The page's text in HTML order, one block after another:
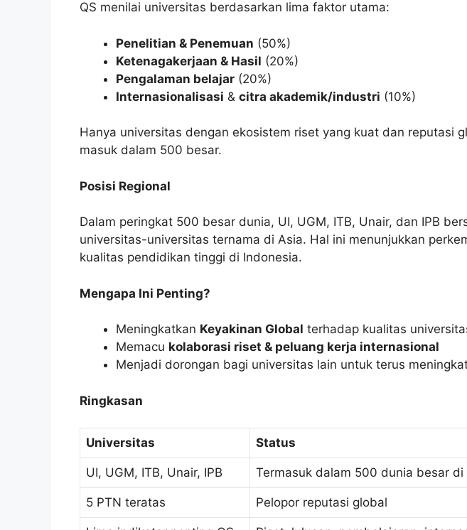
QS menilai universitas berdasarkan lima faktor utama:
Penelitian & Penemuan (50%)
Ketenagakerjaan & Hasil (20%)
Pengalaman belajar (20%)
Internasionalisasi & citra akademik/industri (10%)
Hanya universitas dengan ekosistem riset yang kuat dan reputasi
masuk dalam 500 besar.
Posisi Regional
Dalam peringkat 500 besar dunia, UI, UGM, ITB, Unair, dan IPB
universitas-universitas ternama di Asia. Hal ini menunjukkan
kualitas pendidikan tinggi di Indonesia.
Mengapa Ini Penting?
Meningkatkan Keyakinan Global terhadap kualitas
Memacu kolaborasi riset & peluang kerja internasional
Menjadi dorongan bagi universitas lain untuk terus
Ringkasan
Universitas Status
UI, UGM, ITB, Unair, IPB Termasuk dalam 500 dunia besar di
5 PTN teratas Pelopor reputasi global